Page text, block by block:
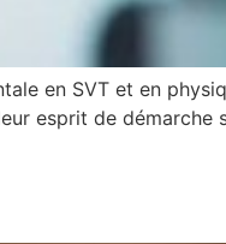
en SVT et en
esprit de démarche